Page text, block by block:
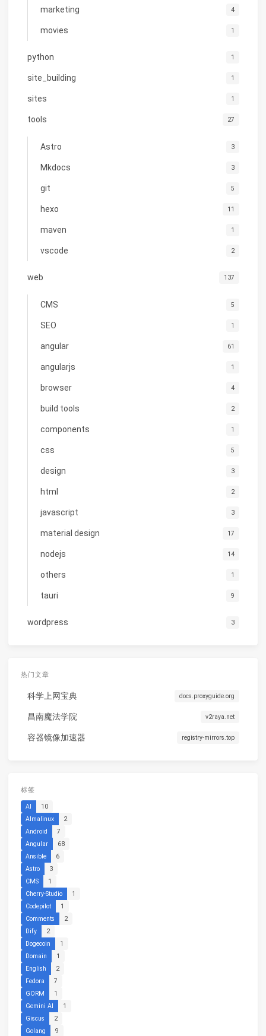
marketing 4
movies 1
python 1
site_building 1
sites 1
tools 27
Astro 3
Mkdocs 3
git 5
hexo 11
maven 1
vscode 2
web 137
CMS 5
SEO 1
angular 61
angularjs 1
browser 4
build tools 2
components 1
css 5
design 3
html 2
javascript 3
material design 17
nodejs 14
others 1
tauri 9
wordpress 3
热门文章
科学上网宝典 docs.proxyguide.org
昌南魔法学院 v2raya.net
容器镜像加速器 registry-mirrors.top
标签
AI
10
Almalinux
2
Android
7
Angular
68
Ansible
6
Astro
3
CMS
1
Cherry-Studio
1
Codepilot
1
Comments
2
Dify
2
Dogecoin
1
Domain
1
English
2
Fedora
7
GORM
1
Gemini AI
1
Giscus
2
Golang
9